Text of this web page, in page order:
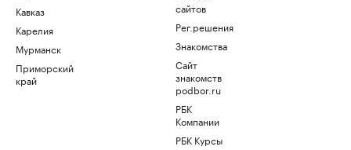
Кавказ
Карелия
Мурманск
Приморский
край
сайтов
Рег.решения
Знакомства
Сайт
знакомств
podbor.ru
РБК
Компании
РБК Курсы